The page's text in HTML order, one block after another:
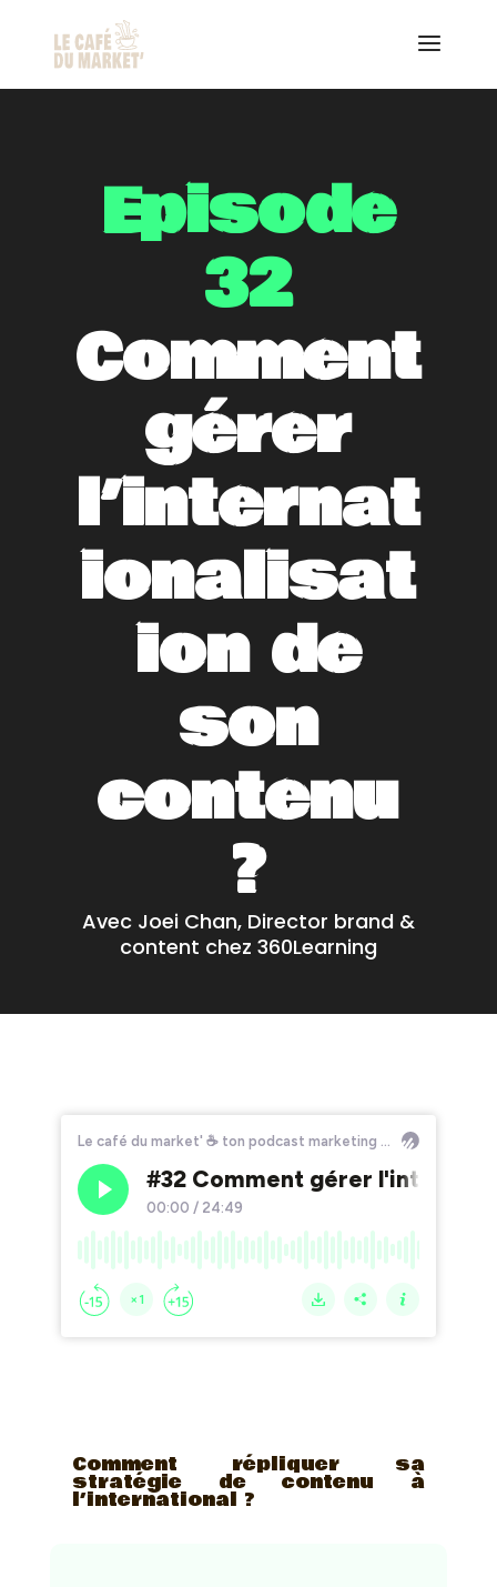
Episode
32
Comment
gérer
l’internat
ionalisat
ion de
son
contenu
?
Avec Joei Chan, Director brand &
content chez 360Learning
Comment répliquer sa
stratégie de contenu à
l’international ?